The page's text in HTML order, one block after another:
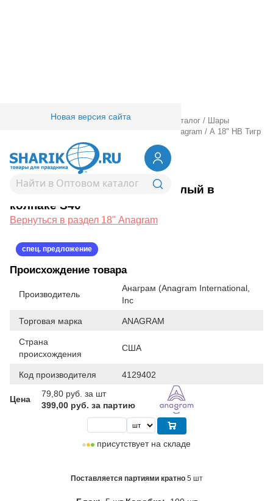
Новая версия сайта
Товары для праздника/ Оптовый каталог /
Шары
18" Anagram / А 18" HB Тигр
веселый в колпаке S40
1202-4211А 18" HB Тигр веселый в
колпаке S40
Вернуться в раздел 18" Anagram
спец. предложение
Происхождение товара
Производитель
Анаграм (Anagram International,
Inc
Торговая марка ANAGRAM
Страна
происхождения
США
Код производителя 4129402
Цена
79,80 руб. за шт
399,00 руб. за партию
присутствует на складе
Поставляется партиями кратно 5 шт